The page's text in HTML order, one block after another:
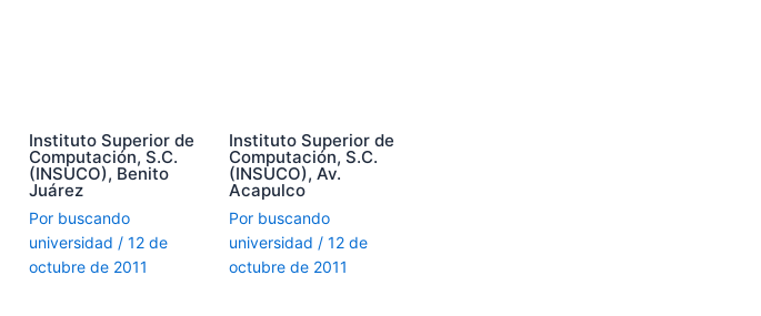
Instituto Superior de
Computación, S.C.
(INSUCO), Benito
Juárez
Por buscando
universidad / 12 de
octubre de 2011
Instituto Superior de
Computación, S.C.
(INSUCO), Av.
Acapulco
Por buscando
universidad/12 de
octubre de 2011